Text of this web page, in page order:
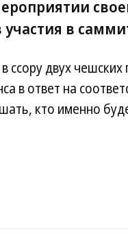
в
ссору двух
в ответ на
кто именно